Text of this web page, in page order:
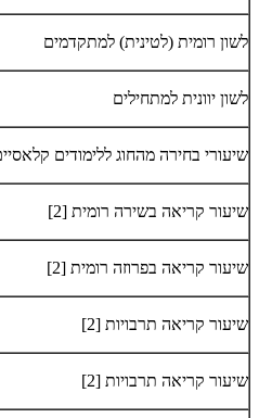
לשון רומית (לטינית) למתקדמים
לשון יוונית למתחילים
שיעורי בחירה מהחוג ללימודים
שיעור קריאה בשירה רומית [2]
שיעור קריאה בפרוזה רומית [2]
שיעור קריאה תרבויות [2]
שיעור קריאה תרבויות [2]